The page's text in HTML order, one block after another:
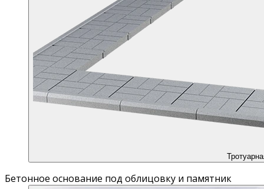
Бетонное основание под облицовку и памятник